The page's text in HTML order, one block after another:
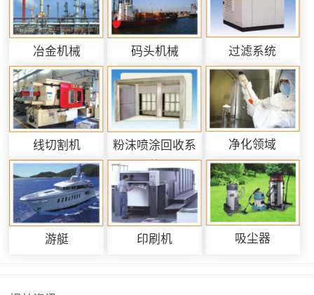
冶金机械 码头机械 过滤系统
线切割机
粉沫喷涂回收系
统
净化领域
游艇 印刷机 吸尘器